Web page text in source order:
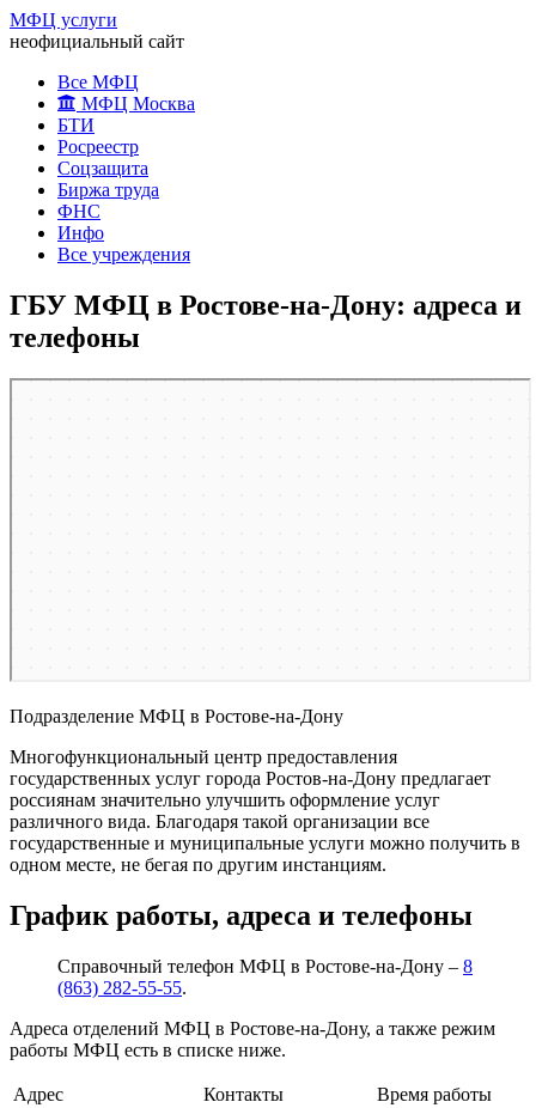
МФЦ услуги
неофициальный сайт
Все МФЦ
МФЦ Москва
БТИ
Росреестр
Соцзащита
Биржа труда
ФНС
Инфо
Все учреждения
ГБУ МФЦ в Ростове-на-Дону: адреса и
телефоны
Подразделение МФЦ в Ростове-на-Дону
Многофункциональный центр предоставления
государственных услуг города Ростов-на-Дону предлагает
россиянам значительно улучшить оформление услуг
различного вида. Благодаря такой организации все
государственные и муниципальные услуги можно получить в
одном месте, не бегая по другим инстанциям.
График работы, адреса и телефоны
Справочный телефон МФЦ в Ростове-на-Дону – 8
(863) 282-55-55.
Адреса отделений МФЦ в Ростове-на-Дону, а также режим
работы МФЦ есть в списке ниже.
Адрес Контакты Время работы